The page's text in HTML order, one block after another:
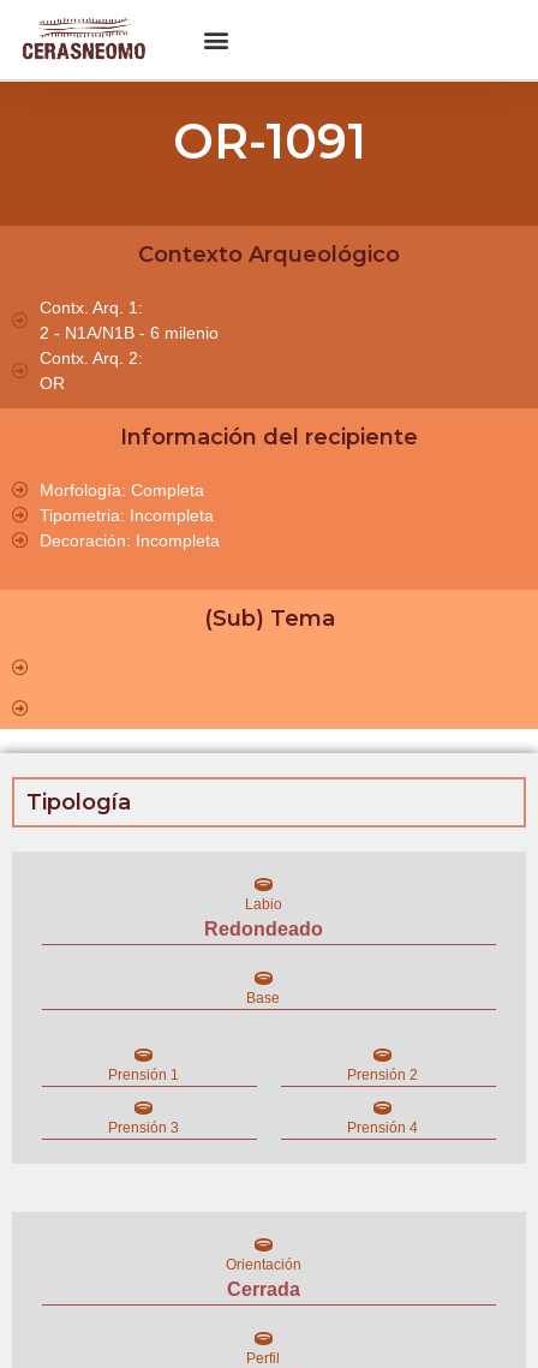
OR-1091
Contexto Arqueológico
Contx. Arq. 1:
2 - N1A/N1B - 6 milenio
Contx. Arq. 2:
OR
Información del recipiente
Morfología: Completa
Tipometria: Incompleta
Decoración: Incompleta
(Sub) Tema
Tipología
Labio
Redondeado
Base
Prensión 1 Prensión 2
Prensión 3 Prensión 4
Orientación
Cerrada
Perfil